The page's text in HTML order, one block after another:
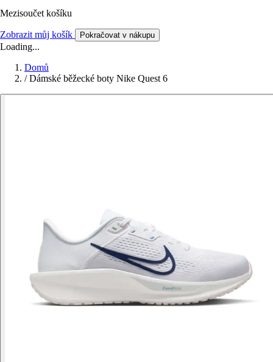
Mezisoučet košíku
Zobrazit můj košík Pokračovat v nákupu
Loading...
Domů
/ Dámské běžecké boty Nike Quest 6